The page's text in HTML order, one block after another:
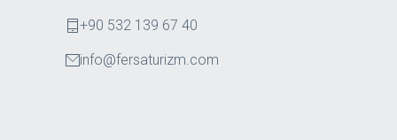
+90 532 139 67 40
info@fersaturizm.com